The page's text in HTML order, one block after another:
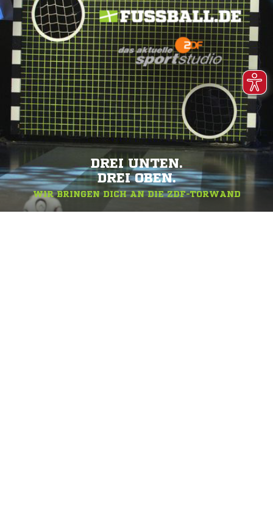
DREI UNTEN.
DREI OBEN.
WIR BRINGEN DICH AN DIE ZDF-TORWAND